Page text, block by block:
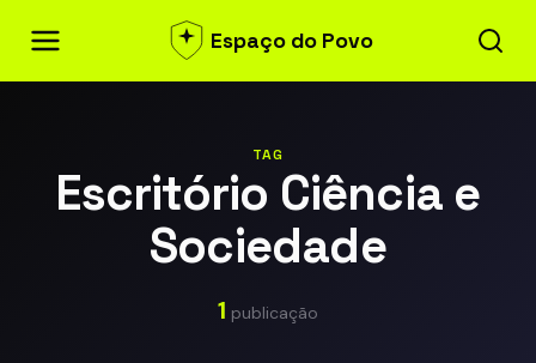
Espaço do Povo
TAG
Escritório Ciência e
Sociedade
1 publicação